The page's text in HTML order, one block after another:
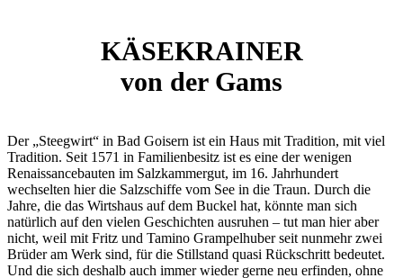
KÄSEKRAINER
von der Gams
Der „Steegwirt“ in Bad Goisern ist ein Haus mit Tradition, mit viel
Tradition. Seit 1571 in Familienbesitz ist es eine der wenigen
Renaissancebauten im Salzkammergut, im 16. Jahrhundert
wechselten hier die Salzschiffe vom See in die Traun. Durch die
Jahre, die das Wirtshaus auf dem Buckel hat, könnte man sich
natürlich auf den vielen Geschichten ausruhen – tut man hier aber
nicht, weil mit Fritz und Tamino Grampelhuber seit nunmehr zwei
Brüder am Werk sind, für die Stillstand quasi Rückschritt bedeutet.
Und die sich deshalb auch immer wieder gerne neu erfinden, ohne